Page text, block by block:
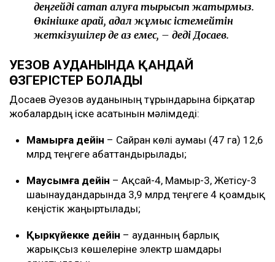
деңгейді сақтап қалуға тырысып жатырмыз.
Өкінішке қарай, адал жұмыс істемейтін
жеткізушілер де аз емес, – деді Досаев.
ӘУЕЗОВ АУДАНЫНДА ҚАНДАЙ
ӨЗГЕРІСТЕР БОЛАДЫ
Досаев Әуезов ауданының тұрғындарына бірқатар
жобалардың іске асатынын мәлімдеді:
Мамырға дейін – Сайран көлі аумағы (47 га) 12,6
млрд теңгеге абаттандырылады;
Маусымға дейін – Ақсай-4, Мамыр-3, Жетісу-3
шағынаудандарында 3,9 млрд теңгеге 4 қоғамдық
кеңістік жаңғыртылады;
Қыркүйекке дейін – ауданның барлық
жарықсыз көшелеріне электр шамдары